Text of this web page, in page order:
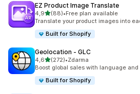
EZ Product Image Translate
4,9z 5 hvězd
(88)
Celkový počet recenzí: 88
•Free plan available
Translate your product images into
Built for Shopify
Geolocation ‑ GLC
4,6z 5 hvězd
(272)
Celkový počet recenzí: 272
•Zdarma
Boost global sales with language
Built for Shopify